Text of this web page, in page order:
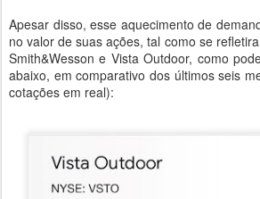
Apesar disso, esse aquecimento de
no valor de suas ações, tal como se
Smith&Wesson e Vista Outdoor, como
abaixo, em comparativo dos últimos seis
cotações em real):